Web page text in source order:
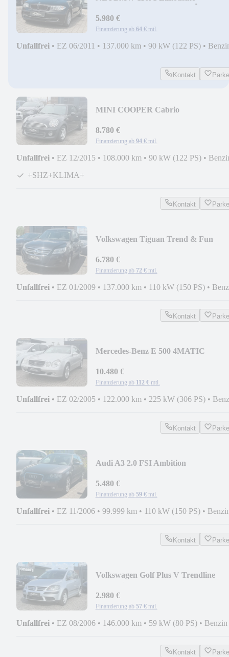
NEU+KD NEU
5.980 €
Finanzierung ab 64 € mtl.
Unfallfrei • EZ 06/2011 • 137.000 km • 90 kW (122 PS) •
Kontakt
MINI COOPER Cabrio
NEU+SHZ+
8.780 €
Finanzierung ab 94 € mtl.
Unfallfrei • EZ 12/2015 • 108.000 km • 90 kW (122 PS) •
+SHZ+KLIMA+
Kontakt
Volkswagen Tiguan Trend & Fun
6.780 €
Finanzierung ab 72 € mtl.
Unfallfrei • EZ 01/2009 • 137.000 km • 110 kW (150 PS) •
Kontakt
Mercedes-Benz E 500 4MATIC
10.480 €
Finanzierung ab 112 € mtl.
Unfallfrei • EZ 02/2005 • 122.000 km • 225 kW (306 PS) •
Kontakt
Audi A3 2.0 FSI Ambition
5.480 €
Finanzierung ab 59 € mtl.
Unfallfrei • EZ 11/2006 • 99.999 km • 110 kW (150 PS) •
Kontakt
Volkswagen Golf Plus V Trendline
2.980 €
Finanzierung ab 57 € mtl.
Unfallfrei • EZ 08/2006 • 146.000 km • 59 kW (80 PS) • Benzin
Kontakt